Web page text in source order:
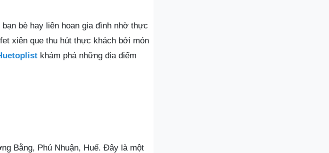
bè hay liên hoan gia đình nhờ thực
xiên que thu hút thực khách bởi món
khám phá những địa điểm
Bằng, Phú Nhuận, Huế. Đây là một